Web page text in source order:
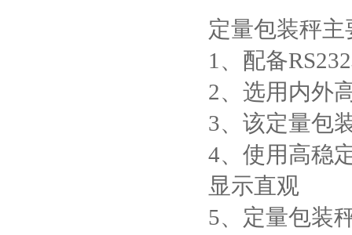
定量包装秤
1、配备
2、选用内外
3、该定量包
4、使用高稳
显示直观
5、定量包装